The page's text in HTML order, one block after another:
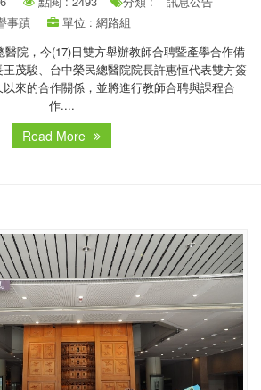
事蹟
單位 : 網路組
院，今(17)日雙方舉辦教師合聘暨產學合作備
茂駿、台中榮民總醫院院長許惠恒代表雙方簽
來的合作關係，並將進行教師合聘與課程合
作....
Read More